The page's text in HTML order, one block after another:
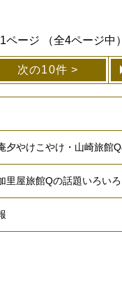
1ページ （全4ページ中）
次の10件